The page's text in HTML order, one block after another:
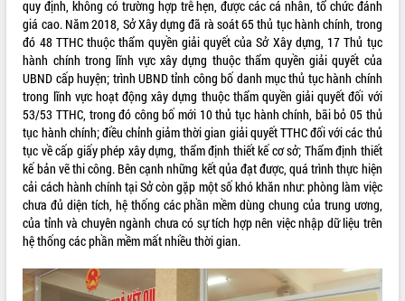
phát triển mới
Thường trực HĐND tỉnh Đắk Lắk gặp
mặt Đoàn chuyên gia y tế TP. Hồ Chí
Minh
Lễ truy điệu và an táng hài cốt liệt sĩ
tại Nghĩa trang Liệt sĩ xã Sơn Hòa
Bàn giải pháp tháo gỡ khó khăn trong
xuất khẩu sầu riêng và triển khai quy
định EUDR
Thứ trưởng Bộ Nông nghiệp và Môi
trường Nguyễn Hoàng Hiệp khảo sát
vùng trồng và doanh nghiệp đóng gói
sầu riêng tại Đắk Lắk
Trình diễn nghệ thuật chế biến các
món ăn từ sầu riêng
THỐNG KÊ TRUY CẬP
Hôm nay:
1373
Tất cả: 66046696
quy định, không có trường hợp trễ hẹn, được các cá nhân, tổ chức đánh
giá cao. Năm 2018, Sở Xây dựng đã rà soát 65 thủ tục hành chính, trong
đó 48 TTHC thuộc thẩm quyền giải quyết của Sở Xây dựng, 17 Thủ tục
hành chính trong lĩnh vực xây dựng thuộc thẩm quyền giải quyết của
UBND cấp huyện; trình UBND tỉnh công bố danh mục thủ tục hành chính
trong lĩnh vực hoạt động xây dựng thuộc thẩm quyền giải quyết đối với
53/53 TTHC, trong đó công bố mới 10 thủ tục hành chính, bãi bỏ 05 thủ
tục hành chính; điều chỉnh giảm thời gian giải quyết TTHC đối với các thủ
tục về cấp giấy phép xây dựng, thẩm định thiết kế cơ sở; Thẩm định thiết
kế bản vẽ thi công. Bên cạnh những kết qủa đạt được, quá trình thực hiện
cải cách hành chính tại Sở còn gặp một số khó khăn như: phòng làm việc
chưa đủ diện tích, hệ thống các phần mềm dùng chung của trung ương,
của tỉnh và chuyên ngành chưa có sự tích hợp nên việc nhập dữ liệu trên
hệ thống các phần mềm mất nhiều thời gian.